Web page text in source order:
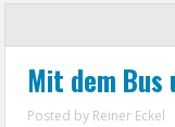
Mit dem
Posted by Reiner Eckel